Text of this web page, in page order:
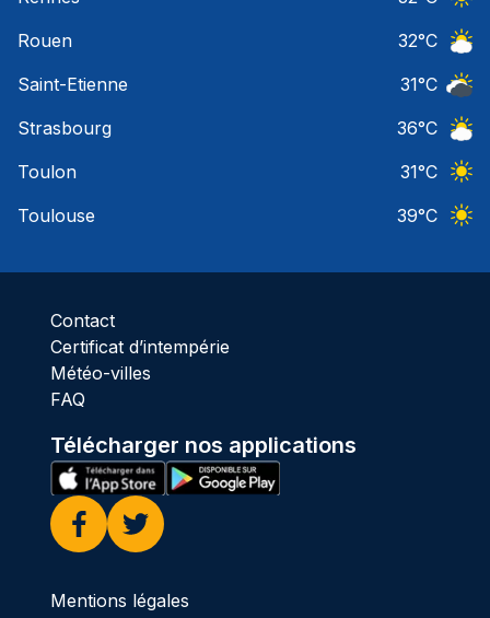
Rouen
32°C
Saint-Etienne
31°C
Strasbourg
36°C
Toulon
31°C
Toulouse
39°C
Contact
Certificat d’intempérie
Météo-villes
FAQ
Télécharger nos applications
Facebook
Twitter
Mentions légales